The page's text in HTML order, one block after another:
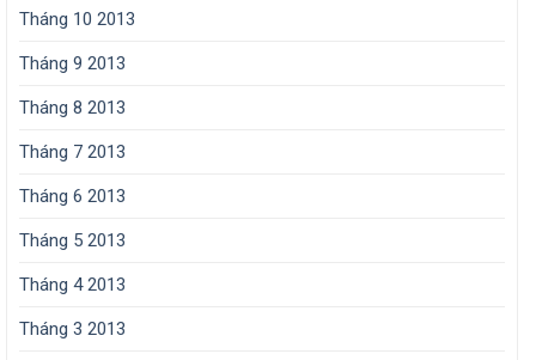
Tháng 10 2013
Tháng 9 2013
Tháng 8 2013
Tháng 7 2013
Tháng 6 2013
Tháng 5 2013
Tháng 4 2013
Tháng 3 2013